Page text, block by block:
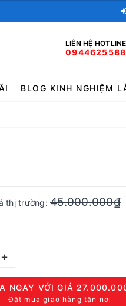
LIÊN HỆ HOTLINE
0944625588
BLOG KINH NGHIỆM
thị trường: 45.000.000₫
+
NGAY VỚI GIÁ
Đặt mua giao hàng tận nơi